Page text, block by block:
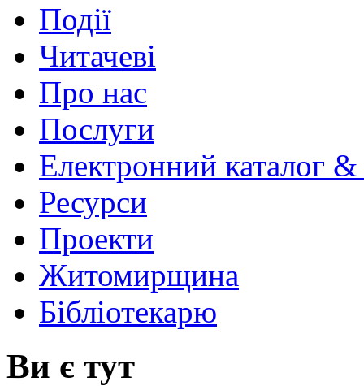
Події
Читачеві
Про нас
Послуги
Електронний каталог
Ресурси
Проекти
Житомирщина
Бібліотекарю
Ви є тут